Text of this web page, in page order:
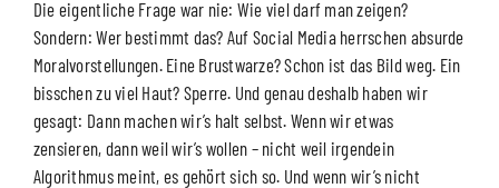
Die eigentliche Frage war nie: Wie viel darf man zeigen?
Sondern: Wer bestimmt das? Auf Social Media herrschen absurde
Moralvorstellungen. Eine Brustwarze? Schon ist das Bild weg. Ein
bisschen zu viel Haut? Sperre. Und genau deshalb haben wir
gesagt: Dann machen wir’s halt selbst. Wenn wir etwas
zensieren, dann weil wir’s wollen – nicht weil irgendein
Algorithmus meint, es gehört sich so. Und wenn wir’s nicht